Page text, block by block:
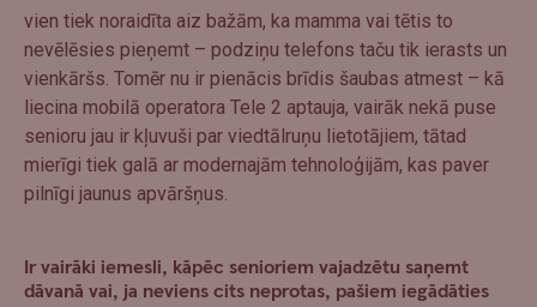
vien tiek noraidīta aiz bažām, ka mamma vai tētis to
nevēlēsies pieņemt – podziņu telefons taču tik ierasts un
vienkāršs. Tomēr nu ir pienācis brīdis šaubas atmest – kā
liecina mobilā operatora Tele 2 aptauja, vairāk nekā puse
senioru jau ir kļuvuši par viedtālruņu lietotājiem, tātad
mierīgi tiek galā ar modernajām tehnoloģijām, kas paver
pilnīgi jaunus apvāršņus.
Ir vairāki iemesli, kāpēc senioriem vajadzētu saņemt
dāvanā vai, ja neviens cits neprotas, pašiem iegādāties